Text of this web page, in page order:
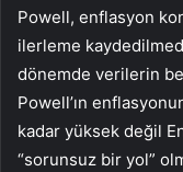
Powell, enflasyon
ilerleme
dönemde verilerin
Powell’ın
kadar yüksek değil
“sorunsuz bir yol”